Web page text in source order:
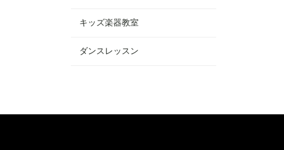
キッズ楽器教室
ダンスレッスン